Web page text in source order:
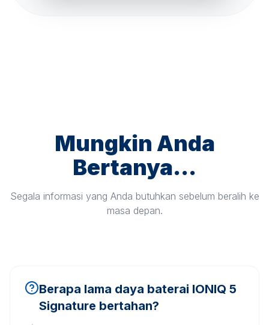
Mungkin Anda
Bertanya...
Segala informasi yang Anda butuhkan sebelum beralih ke
masa depan.
Berapa lama daya baterai IONIQ 5
Signature bertahan?